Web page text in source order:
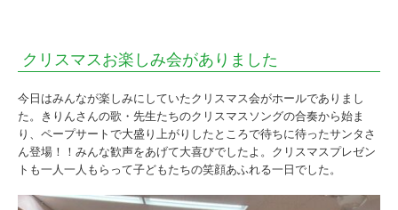
し
た
|
の
ば
クリスマスお楽しみ会がありました
今日はみんなが楽しみにしていたクリスマス会がホールでありまし
た。きりんさんの歌・先生たちのクリスマスソングの合奏から始ま
り、ペープサートで大盛り上がりしたところで待ちに待ったサンタさ
ん登場！！みんな歓声をあげて大喜びでしたよ。クリスマスプレゼン
トも一人一人もらって子どもたちの笑顔あふれる一日でした。